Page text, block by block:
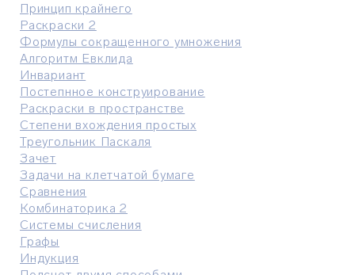
Принцип крайнего
Раскраски 2
Формулы сокращенного умножения
Алгоритм Евклида
Инвариант
Постепнное конструирование
Раскраски в пространстве
Степени вхождения простых
Треугольник Паскаля
Зачет
Задачи на клетчатой бумаге
Сравнения
Комбинаторика 2
Системы счисления
Графы
Индукция